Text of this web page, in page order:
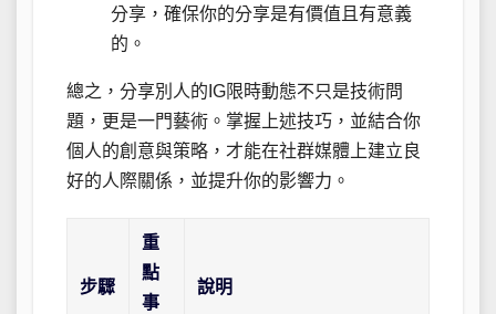
分享，確保你的分享是有價值且有意義
的。
總之，分享別人的IG限時動態不只是技術問
題，更是一門藝術。掌握上述技巧，並結合你
個人的創意與策略，才能在社群媒體上建立良
好的人際關係，並提升你的影響力。
步驟
重
點
事
說明